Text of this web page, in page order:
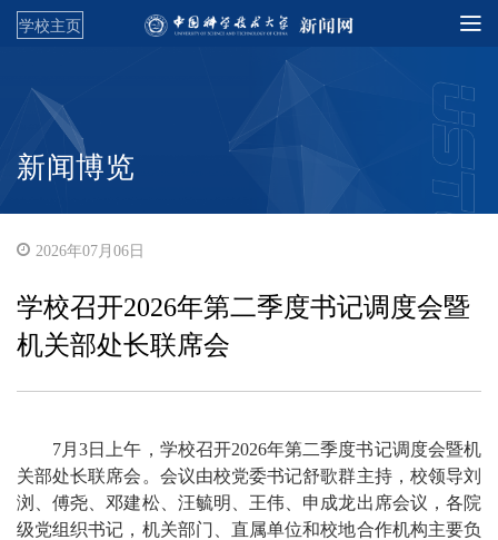
学校主页
新闻博览
2026年07月06日
学校召开2026年第二季度书记调度会暨
机关部处长联席会
7月3日上午，学校召开2026年第二季度书记调度会暨机
关部处长联席会。会议由校党委书记舒歌群主持，校领导刘
浏、傅尧、邓建松、汪毓明、王伟、申成龙出席会议，各院
级党组织书记，机关部门、直属单位和校地合作机构主要负